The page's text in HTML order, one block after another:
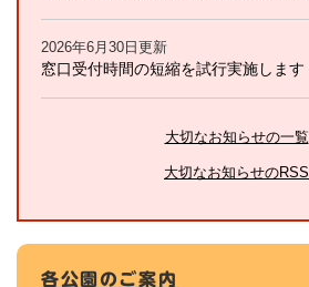
2026年6月30日更新
窓口受付時間の短縮を試行実施します
大切なお知らせの一覧
大切なお知らせのRSS
各公園のご案内